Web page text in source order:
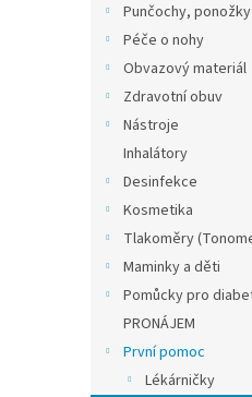
Punčochy, ponožky
Péče o nohy
Obvazový materiál
Zdravotní obuv
Nástroje
Inhalátory
Desinfekce
Kosmetika
Tlakoměry
Maminky a děti
Pomůcky pro
PRONÁJEM
První pomoc
Lékárničky